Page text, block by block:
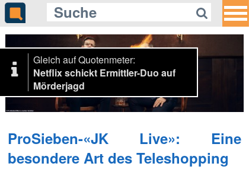
Gleich auf Quotenmeter:
Netflix schickt Ermittler-Duo auf
Mörderjagd
ProSieben-«JK Live»: Eine
besondere Art des Teleshopping